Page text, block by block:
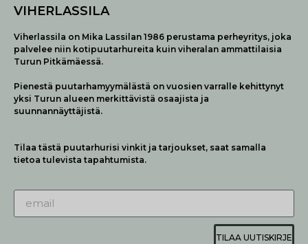
VIHERLASSILA
Viherlassila on Mika Lassilan 1986 perustama perheyritys, joka
palvelee niin kotipuutarhureita kuin viheralan ammattilaisia
Turun Pitkämäessä.
Pienestä puutarhamyymälästä on vuosien varralle kehittynyt
yksi Turun alueen merkittävistä osaajista ja
suunnannäyttäjistä.
Tilaa tästä puutarhurisi vinkit ja tarjoukset, saat samalla
tietoa tulevista tapahtumista.
TILAA UUTISKIRJE